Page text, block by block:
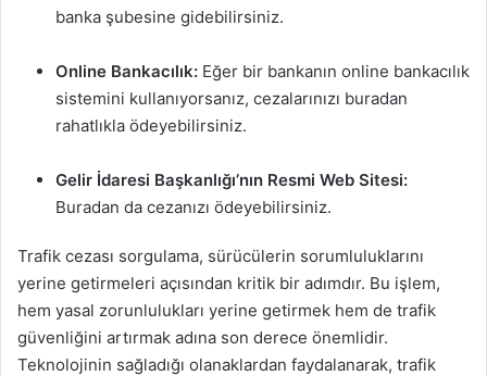
banka şubesine gidebilirsiniz.
Online Bankacılık: Eğer bir bankanın online bankacılık
sistemini kullanıyorsanız, cezalarınızı buradan
rahatlıkla ödeyebilirsiniz.
Gelir İdaresi Başkanlığı’nın Resmi Web Sitesi:
Buradan da cezanızı ödeyebilirsiniz.
Trafik cezası sorgulama, sürücülerin sorumluluklarını
yerine getirmeleri açısından kritik bir adımdır. Bu işlem,
hem yasal zorunlulukları yerine getirmek hem de trafik
güvenliğini artırmak adına son derece önemlidir.
Teknolojinin sağladığı olanaklardan faydalanarak, trafik